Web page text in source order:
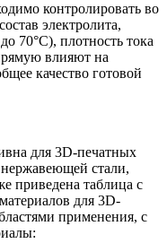
контролировать во
электролита,
70°C), плотность тока
влияют на
качество готовой
для 3D-печатных
нержавеющей стали,
приведена таблица с
для 3D-
применения, с